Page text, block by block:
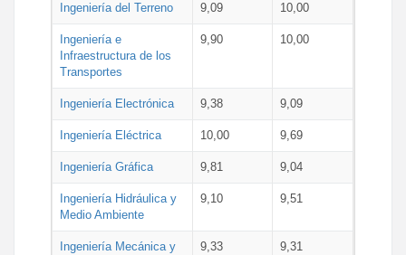
Ingeniería del Terreno 9,09 10,00
Ingeniería e
Infraestructura de los
Transportes
9,90 10,00
Ingeniería Electrónica 9,38 9,09
Ingeniería Eléctrica 10,00 9,69
Ingeniería Gráfica 9,81 9,04
Ingeniería Hidráulica y
Medio Ambiente
9,10 9,51
Ingeniería Mecánica y
9,33 9,31